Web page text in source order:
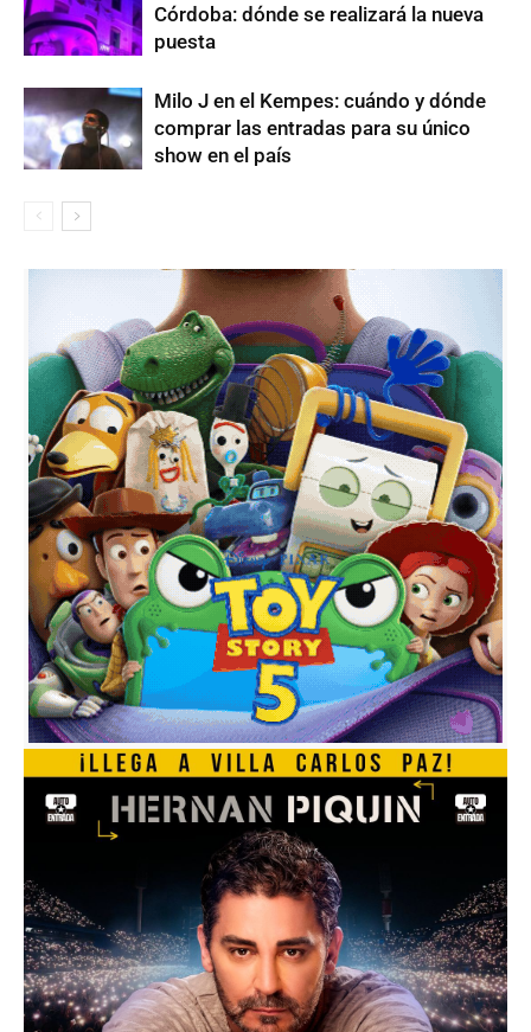
Córdoba: dónde se realizará la nueva
puesta
Milo J en el Kempes: cuándo y dónde
comprar las entradas para su único
show en el país